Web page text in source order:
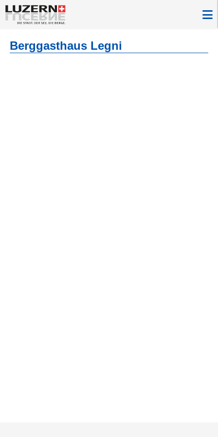
Berggasthaus Legni